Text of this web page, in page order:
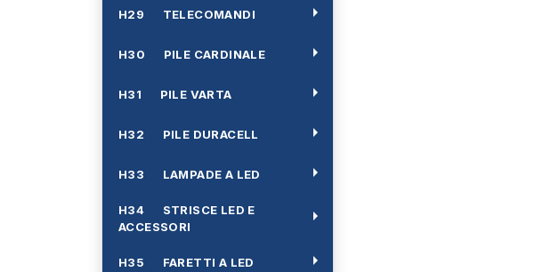
H29 TELECOMANDI arrow_right
H30 PILE CARDINALE arrow_right
H31 PILE VARTA arrow_right
H32 PILE DURACELL arrow_right
H33 LAMPADE A LED arrow_right
H34 STRISCE LED E
ACCESSORI
arrow_right
H35 FARETTI A LED arrow_right